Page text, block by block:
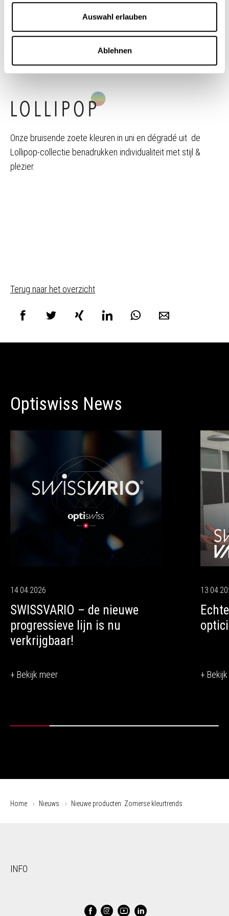
Auswahl erlauben
Ablehnen
Onze bruisende zoete kleuren in uni en dégradé uit ­ de
Lollipop-collectie benadrukken individualiteit met stijl &
plezier.
Terug naar het overzicht
Optiswiss News
14.04.2026
SWISSVARIO – de nieuwe
progressieve lijn is nu
verkrijgbaar!
+ Bekijk meer +
Home Nieuws Nieuwe producten: Zomerse kleurtrends
INFO